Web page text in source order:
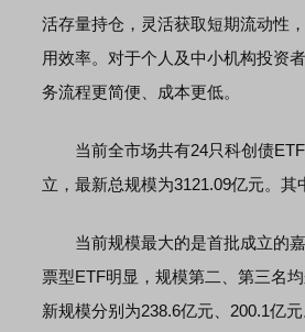
活存量持仓，灵活获取短期流动性
用效率。对于个人及中小机构投资
务流程更简便、成本更低。
当前全市场共有24只科创债ETF
立，最新总规模为3121.09亿元。
当前规模最大的是首批成立的嘉
票型ETF明显，规模第二、第三名
新规模分别为238.6亿元、200.1亿元